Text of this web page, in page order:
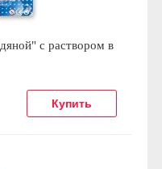
с раствором в